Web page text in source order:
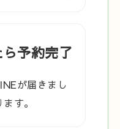
予約完了
が届きまし
す。